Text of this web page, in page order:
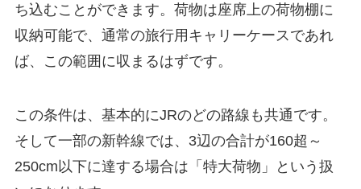
ち込むことができます。荷物は座席上の荷物棚に
収納可能で、通常の旅行用キャリーケースであれ
ば、この範囲に収まるはずです。
この条件は、基本的にJRのどの路線も共通です。
そして一部の新幹線では、3辺の合計が160超～
250cm以下に達する場合は「特大荷物」という扱